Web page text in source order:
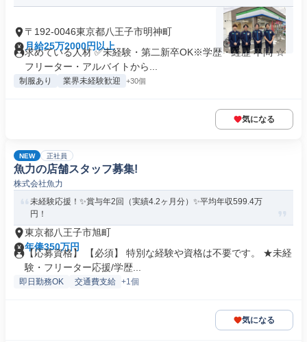
〒192-0046東京都八王子市明神町
月給25万2000円以上
求めている人材 ✅未経験・第二新卒OK※学歴・経歴 不問 ☆
フリーター・アルバイトから...
制服あり 業界未経験歓迎 +30個
気になる
NEW 正社員
魚力の店舗スタッフ募集!
株式会社魚力
未経験応援！✨賞与年2回（実績4.2ヶ月分）✨平均年収599.4万
円！
東京都八王子市旭町
年俸350万円
【応募資格】 【必須】 特別な経験や資格は不要です。 ★未経
験・フリーター応援/学歴...
即日勤務OK 交通費支給 +1個
気になる